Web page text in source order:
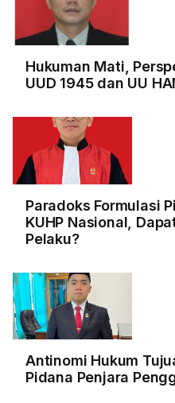
Hukuman Mati, Perspektif
UUD 1945 dan UU
Paradoks Formulasi
KUHP Nasional,
Pelaku?
Antinomi Hukum
Pidana Penjara